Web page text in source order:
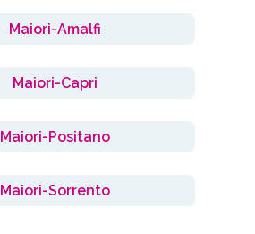
Maiori-Amalfi
Maiori-Capri
Maiori-Positano
Maiori-Sorrento